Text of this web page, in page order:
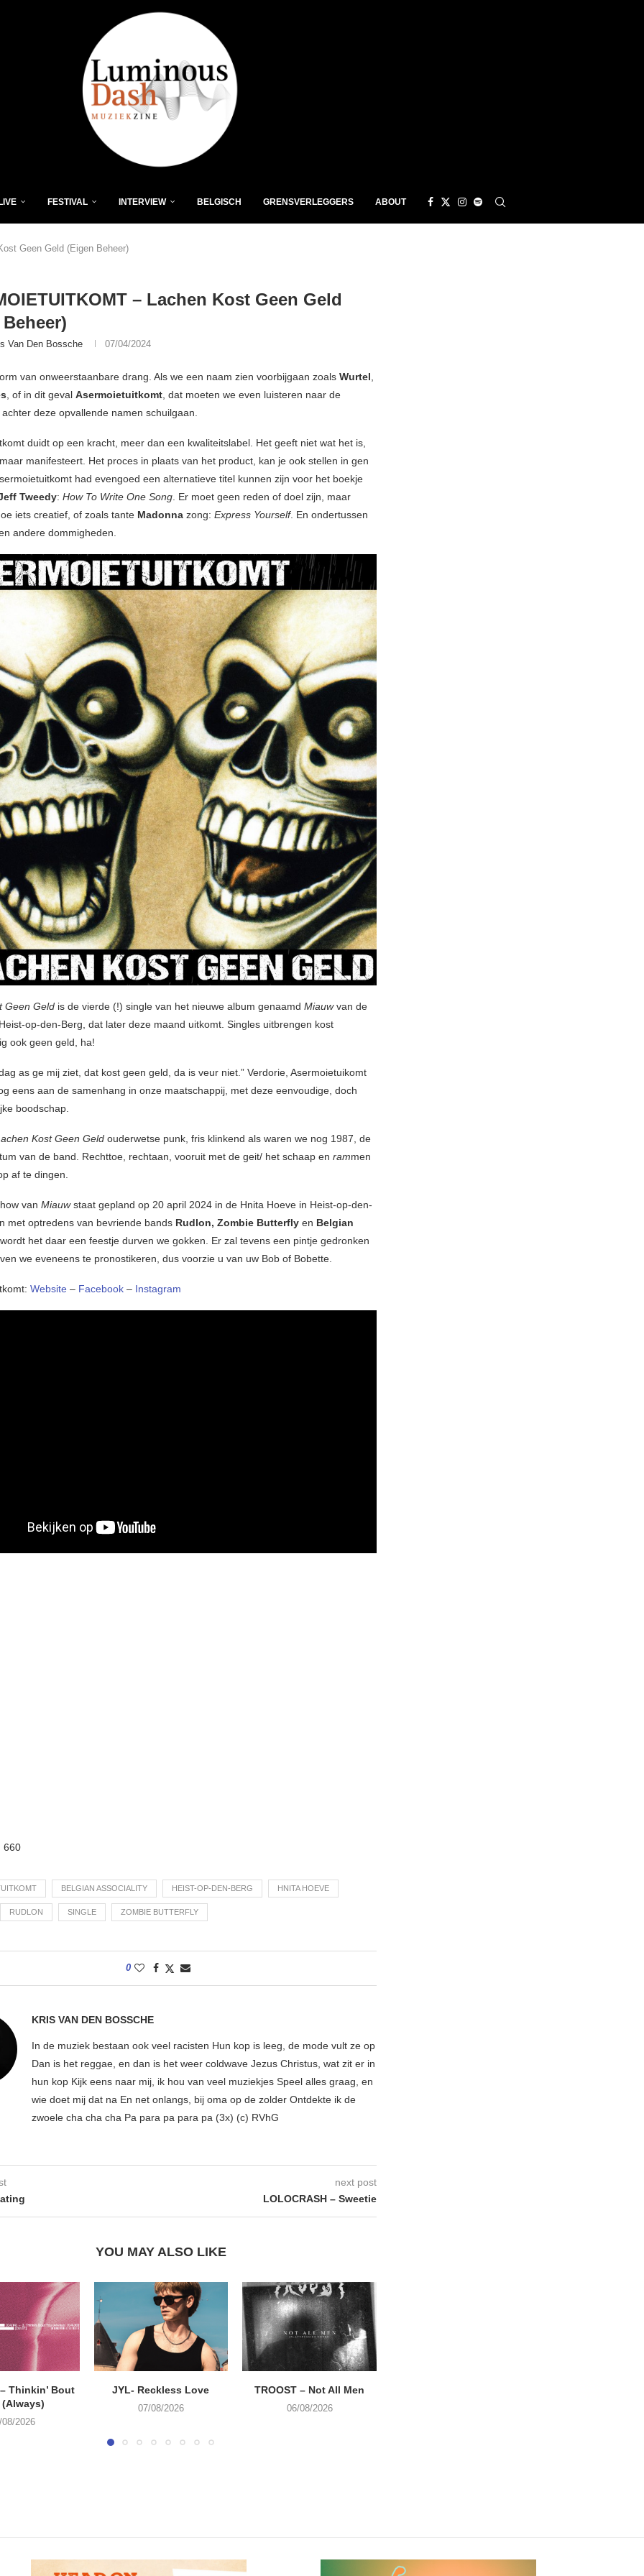
LIVE FESTIVAL INTERVIEW BELGISCH GRENSVERLEGGERS ABOUT
Geen Geld (Eigen Beheer)
– Lachen Kost Geen Geld
Van Den Bossche 07/04/2024
van onweerstaanbare drang. Als we een naam zien voorbijgaan zoals Wurtel,
, of in dit geval Asermoietuitkomt, dat moeten we even luisteren naar de
deze opvallende namen schuilgaan.
duidt op een kracht, meer dan een kwaliteitslabel. Het geeft niet wat het is,
manifesteert. Het proces in plaats van het product, kan je ook stellen in gen
had evengoed een alternatieve titel kunnen zijn voor het boekje
Tweedy: How To Write One Song. Er moet geen reden of doel zijn, maar
iets creatief, of zoals tante Madonna zong: Express Yourself. En ondertussen
andere dommigheden.
Geen Geld is de vierde (!) single van het nieuwe album genaamd Miauwvan de
op-den-Berg, dat later deze maand uitkomt. Singles uitbrengen kost
ook geen geld, ha!
as ge mij ziet, dat kost geen geld, da is veur niet.” Verdorie, Asermoietuikomt
eens aan de samenhang in onze maatschappij, met deze eenvoudige, doch
boodschap.
Kost Geen Geld ouderwetse punk, fris klinkend als waren we nog 1987, de
van de band. Rechttoe, rechtaan, vooruit met de geit/ het schaap en rammen
af te dingen.
van Miauwstaat gepland op 20 april 2024 in de Hnita Hoeve in Heist-op-den-
met optredens van bevriende bands Rudlon, Zombie Butterfly en Belgian
het daar een feestje durven we gokken. Er zal tevens een pintje gedronken
we eveneens te pronostikeren, dus voorzie u van uw Bob of Bobette.
Website – Facebook – Instagram
660
BELGIAN ASSOCIALITY HEIST-OP-DEN-BERG HNITA HOEVE
RUDLON SINGLE ZOMBIE BUTTERFLY
0
KRIS VAN DEN BOSSCHE
In de muziek bestaan ook veel racisten Hun kop is leeg, de mode vult ze op
Dan is het reggae, en dan is het weer coldwave Jezus Christus, wat zit er in
hun kop Kijk eens naar mij, ik hou van veel muziekjes Speel alles graag, en
wie doet mij dat na En net onlangs, bij oma op de zolder Ontdekte ik de
zwoele cha cha cha Pa para pa para pa (3x) (c) RVhG
next post
LOLOCRASH – Sweetie
YOU MAY ALSO LIKE
Thinkin’ Bout
(Always)
08/2026
JYL- Reckless Love
07/08/2026
TROOST – Not All Men
06/08/2026